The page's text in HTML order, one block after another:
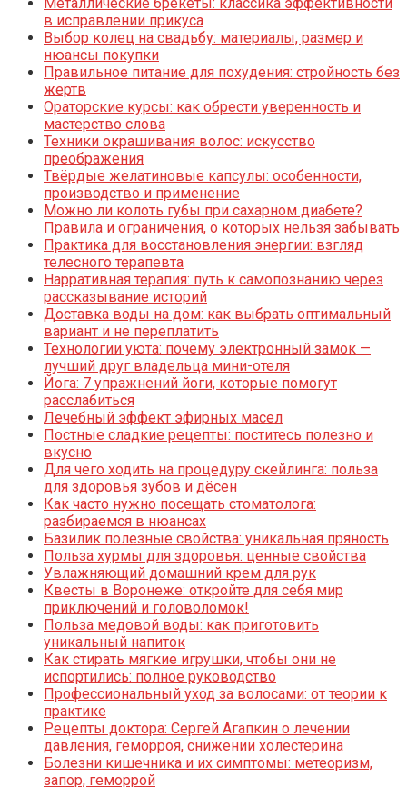
в исправлении прикуса
Выбор колец на свадьбу: материалы, размер и
нюансы покупки
Правильное питание для похудения: стройность без
жертв
Ораторские курсы: как обрести уверенность и
мастерство слова
Техники окрашивания волос: искусство
преображения
Твёрдые желатиновые капсулы: особенности,
производство и применение
Можно ли колоть губы при сахарном диабете?
Правила и ограничения, о которых нельзя забывать
Практика для восстановления энергии: взгляд
телесного терапевта
Нарративная терапия: путь к самопознанию через
рассказывание историй
Доставка воды на дом: как выбрать оптимальный
вариант и не переплатить
Технологии уюта: почему электронный замок —
лучший друг владельца мини-отеля
Йога: 7 упражнений йоги, которые помогут
расслабиться
Лечебный эффект эфирных масел
Постные сладкие рецепты: поститесь полезно и
вкусно
Для чего ходить на процедуру скейлинга: польза
для здоровья зубов и дёсен
Как часто нужно посещать стоматолога:
разбираемся в нюансах
Базилик полезные свойства: уникальная пряность
Польза хурмы для здоровья: ценные свойства
Увлажняющий домашний крем для рук
Квесты в Воронеже: откройте для себя мир
приключений и головоломок!
Польза медовой воды: как приготовить
уникальный напиток
Как стирать мягкие игрушки, чтобы они не
испортились: полное руководство
Профессиональный уход за волосами: от теории к
практике
Рецепты доктора: Сергей Агапкин о лечении
давления, геморроя, снижении холестерина
Болезни кишечника и их симптомы: метеоризм,
запор, геморрой